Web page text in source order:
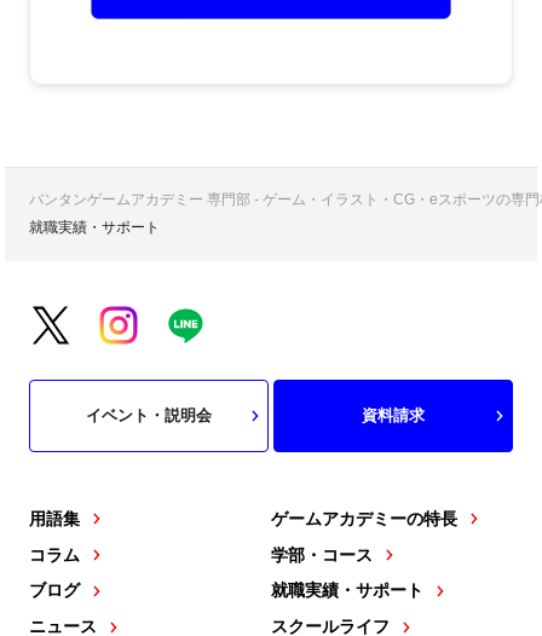
バンタンゲームアカデミー 専門部 - ゲーム・イラスト・CG・eスポーツの専
就職実績・サポート
用語集
コラム
ブログ
ニュース
ゲームアカデミーの特長
学部・コース
就職実績・サポート
スクールライフ
イベント・説明会 資料請求